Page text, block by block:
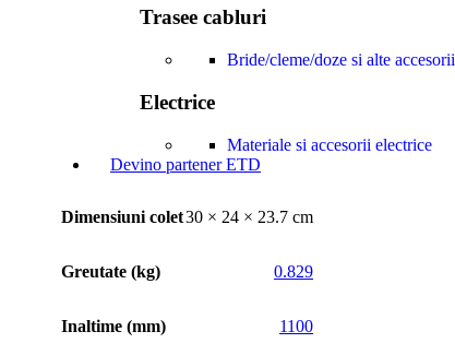
Trasee cabluri
Bride/cleme/doze si alte accesorii
Electrice
Materiale si accesorii electrice
Devino partener ETD
Descarcă fișa tehnică PDF
Greutate colet
Dimensiuni colet30 × 24 × 23.7 cm
Greutate (kg) 0.829
Inaltime (mm) 1100